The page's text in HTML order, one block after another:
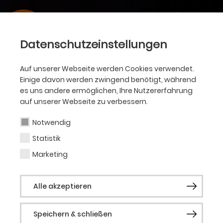
Datenschutzeinstellungen
Auf unserer Webseite werden Cookies verwendet.
Einige davon werden zwingend benötigt, während
es uns andere ermöglichen, Ihre Nutzererfahrung
auf unserer Webseite zu verbessern.
Notwendig
Statistik
Marketing
Alle akzeptieren
Speichern & schließen